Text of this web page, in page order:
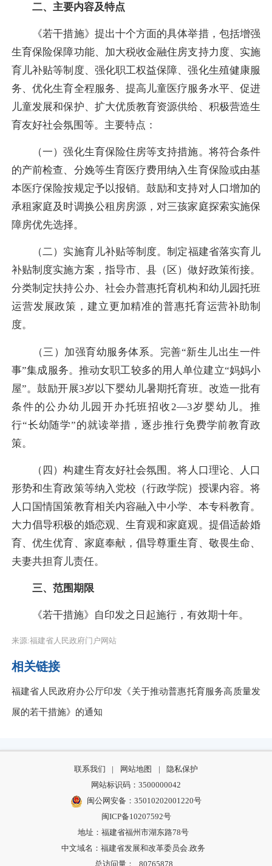
二、主要内容及特点
《若干措施》提出十个方面的具体举措，包括增强
生育保险保障功能、加大税收金融住房支持力度、实施
育儿补贴等制度、强化职工权益保障、强化生殖健康服
务、优化生育全程服务、提高儿童医疗服务水平、促进
儿童发展和保护、扩大优质教育资源供给、积极营造生
育友好社会氛围等。主要特点：
（一）强化生育保险住房等支持措施。 将符合条件
的产前检查、分娩等生育医疗费用纳入生育保险或由基
本医疗保险按规定予以报销。鼓励和支持对人口增加的
承租家庭及时调换公租房房源，对三孩家庭探索实施保
障房优先选择。
（二） 实施育儿补贴等制度。制定福建省落实育儿
补贴制度实施方案，指导市、县（区）做好政策衔接。
分类制定扶持公办、社会办普惠托育机构和幼儿园托班
运营发展政策，建立更加精准的普惠托育运营补助制
度。
（三 ） 加强育幼服务体系。 完善“新生儿出生一件
事”集成服务。推动女职工较多的用人单位建立“妈妈小
屋”。鼓励开展3岁以下婴幼儿暑期托育班。改造一批有
条件的公办幼儿园开办托班招收2—3岁婴幼儿。推
行“长幼随学”的就读举措，逐步推行免费学前教育政
策。
（ 四 ）构建生育友好社会氛围。将人口理论、人口
形势和生育政策等纳入党校（行政学院）授课内容。将
人口国情国策教育相关内容融入中小学、本专科教育。
大力倡导积极的婚恋观、生育观和家庭观。提倡适龄婚
育、优生优育、家庭奉献，倡导尊重生育、敬畏生命、
夫妻共担育儿责任。
三、范围期限
《若干措施》自印发之日起施行，有效期十年。
来源:福建省人民政府门户网站
相关链接
福建省人民政府办公厅印发《关于推动普惠托育服务高质量发
展的若干措施》的通知
联系我们 | 网站地图 |
隐私保护
网站标识码：3500000042
闽公网安备：35010202001220号
闽ICP备10207592号
地址：福建省福州市湖东路78号
中文域名：福建省发展和改革委员会.政务
总访问量：
80765878